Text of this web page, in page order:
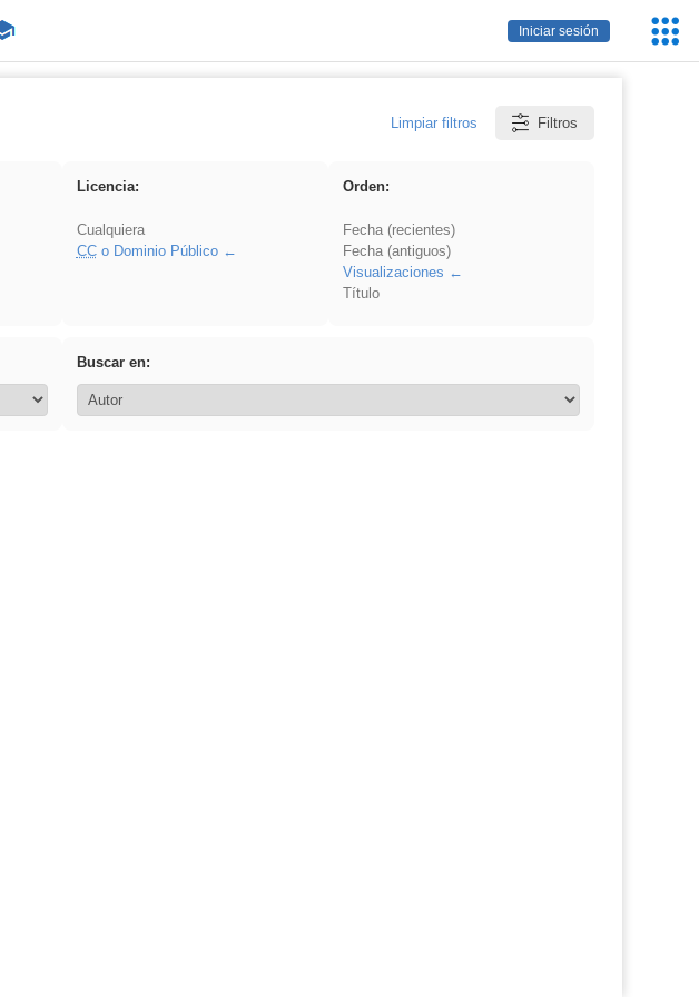
Iniciar sesión
Limpiar filtros Filtros
Licencia:
Cualquiera
CCo Dominio Público
Orden:
Fecha (recientes)
Fecha (antiguos)
Visualizaciones
Título
Buscar en: